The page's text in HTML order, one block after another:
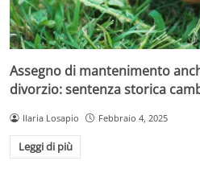
Assegno di mantenimento
divorzio: sentenza storica
Ilaria Losapio Febbraio 4, 2025
Leggi di più